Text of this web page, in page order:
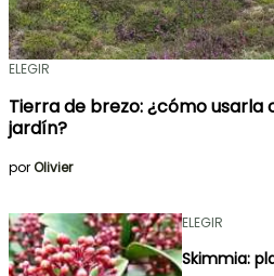
ELEGIR
Tierra de brezo: ¿cómo
jardín?
porOlivier
ELEGIR
Skimmia: